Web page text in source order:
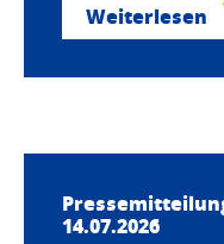
Weiterlesen
14.07.2026